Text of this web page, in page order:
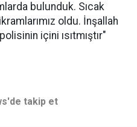
bulunduk. Sıcak
oldu. İnşallah
içini ısıtmıştır"
takip et